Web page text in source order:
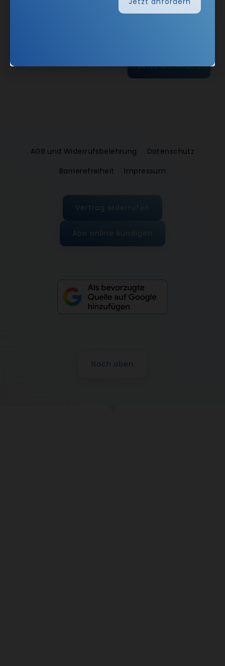
Jetzt anmelden
AGB und Widerrufsbelehrung
Datenschutz
Barrierefreiheit
Impressum
Vertrag widerrufen
Abo online kündigen
Nach oben